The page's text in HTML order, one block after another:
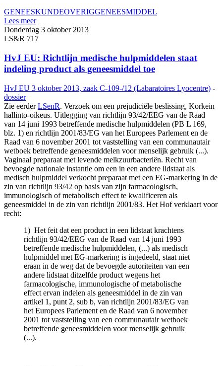
GENEESKUNDEOVERIGGENEESMIDDEL
Lees meer
Donderdag 3 oktober 2013
LS&R 717
HvJ EU: Richtlijn medische hulpmiddelen staat
indeling product als geneesmiddel toe
HvJ EU 3 oktober 2013, zaak C-109-/12 (Labaratoires Lyocentre) -
dossier
Zie eerderLSenR. Verzoek om een prejudiciële beslissing, Korkein
hallinto-oikeus. Uitlegging van richtlijn 93/42/EEG van de Raad
van 14 juni 1993 betreffende medische hulpmiddelen (PB L 169,
blz. 1) en richtlijn 2001/83/EG van het Europees Parlement en de
Raad van 6 november 2001 tot vaststelling van een communautair
wetboek betreffende geneesmiddelen voor menselijk gebruik (...).
Vaginaal preparaat met levende melkzuurbacteriën. Recht van
bevoegde nationale instantie om een in een andere lidstaat als
medisch hulpmiddel verkocht preparaat met een EG-markering in de
zin van richtlijn 93/42 op basis van zijn farmacologisch,
immunologisch of metabolisch effect te kwalificeren als
geneesmiddel in de zin van richtlijn 2001/83. Het Hof verklaart voor
recht:
1) Het feit dat een product in een lidstaat krachtens
richtlijn 93/42/EEG van de Raad van 14 juni 1993
betreffende medische hulpmiddelen, (...) als medisch
hulpmiddel met EG-markering is ingedeeld, staat niet
eraan in de weg dat de bevoegde autoriteiten van een
andere lidstaat ditzelfde product wegens het
farmacologische, immunologische of metabolische
effect ervan indelen als geneesmiddel in de zin van
artikel 1, punt 2, sub b, van richtlijn 2001/83/EG van
het Europees Parlement en de Raad van 6 november
2001 tot vaststelling van een communautair wetboek
betreffende geneesmiddelen voor menselijk gebruik
(...).